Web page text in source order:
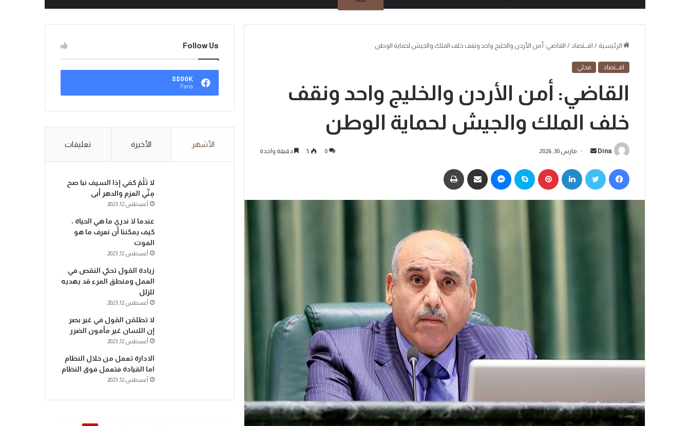
الرئيسية / اقـــتصاد / القاضي: أمن الأردن والخليج واحد ونقف خلف الملك والجيش لحماية الوطن
اقـــتصاد محلي
القاضي: أمن الأردن والخليج واحد ونقف
خلف الملك والجيش لحماية الوطن
Dina مارس 30, 2026 0
5 دقيقة واحدة
Follow Us
8800K
Fans
الأشهر الأخيرة تعليقات
لا تَلُمْ كفي إذا السيف نبا صح
مِنِّي العزم والدهر أبى
أغسطس 12, 2023
عندما لا ندري ما هي الحياة ،
كيف يمكننا أن نعرف ما هو
الموت
أغسطس 12, 2023
زيادة القول تحكي النقص في
العمل ومنطق المرء قد يهديه
للزلل
أغسطس 12, 2023
لا تطلقن القول في غير بصر
إن اللسان غير مأمون الضرر
أغسطس 12, 2023
الادارة تعمل من خلال النظام
اما القيادة فتعمل فوق النظام
أغسطس 12, 2023